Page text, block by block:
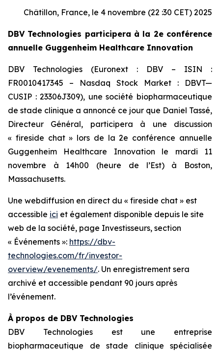
Châtillon, France, le 4 novembre (22 :30 CET) 2025
DBV Technologies participera à la 2e conférence
annuelle Guggenheim Healthcare Innovation
DBV Technologies (Euronext : DBV – ISIN :
FR0010417345 – Nasdaq Stock Market : DBVT—
CUSIP : 23306J309), une société biopharmaceutique
de stade clinique a annoncé ce jour que Daniel Tassé,
Directeur Général, participera à une discussion
« fireside chat » lors de la 2e conférence annuelle
Guggenheim Healthcare Innovation le mardi 11
novembre à 14h00 (heure de l’Est) à Boston,
Massachusetts.
Une webdiffusion en direct du « fireside chat » est
accessible ici et également disponible depuis le site
web de la société, page Investisseurs, section
« Événements »: https://dbv-
technologies.com/fr/investor-
overview/evenements/. Un enregistrement sera
archivé et accessible pendant 90 jours après
l’événement.
À propos de DBV Technologies
DBV Technologies est une entreprise
biopharmaceutique de stade clinique spécialisée